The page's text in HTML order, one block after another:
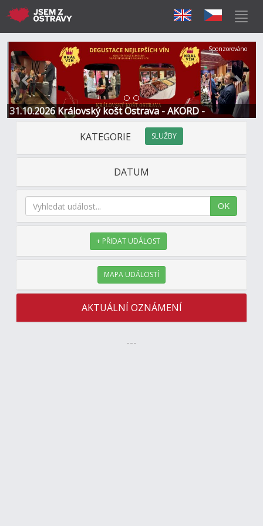
31.10.2026 Královský košt Ostrava - AKORD -
Restaurace a Hotel
Předchozí Další
Sponzorováno
KATEGORIE SLUŽBY
DATUM
OK
+ PŘIDAT UDÁLOST
MAPA UDÁLOSTÍ
AKTUÁLNÍ OZNÁMENÍ
---